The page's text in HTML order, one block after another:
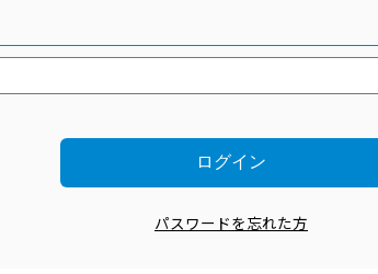
パスワードを忘れた方